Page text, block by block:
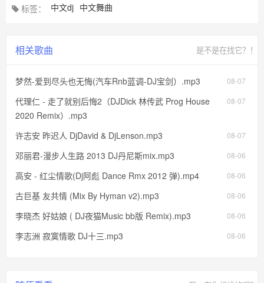
标签： 中文dj 中文舞曲
相关歌曲 是不是在找它？！
08-07
梦然-爱到尽头也无悔(汽车Rnb蓝调-DJ宝剑）.mp3
08-07
代理仁 - 走了就别后悔2（DJDick 林传武 Prog House
2020 Remix）.mp3
08-07
许志安 昨迟人 DjDavid & DjLenson.mp3
08-06
邓丽君-漫步人生路 2013 DJ丹尼斯mix.mp3
08-06
高安 - 红尘情歌(Dj阿彪 Dance Rmx 2012 弹).mp4
08-06
古巨基 友共情 (Mix By Hyman v2).mp3
08-06
李晓杰 好姑娘 ( DJ夜猫Music bb版 Remix).mp3
08-06
李志洲 寂寞情歌 DJ十三.mp3